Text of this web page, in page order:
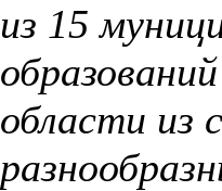
из 15
области из